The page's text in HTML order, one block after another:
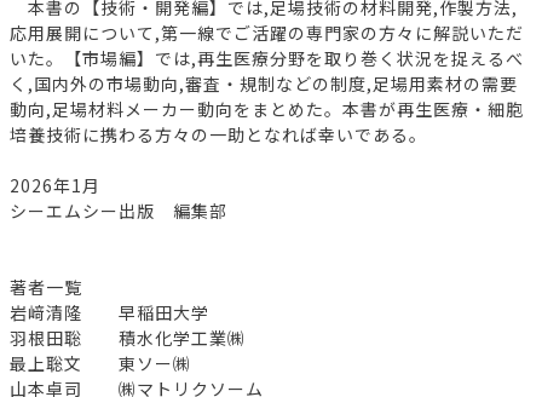
本書の【技術・開発編】では,足場技術の材料開発,作製方法,
応用展開について,第一線でご活躍の専門家の方々に解説いただ
いた。【市場編】では,再生医療分野を取り巻く状況を捉えるべ
く,国内外の市場動向,審査・規制などの制度,足場用素材の需要
動向,足場材料メーカー動向をまとめた。本書が再生医療・細胞
培養技術に携わる方々の一助となれば幸いである。
2026年1月
シーエムシー出版 編集部
著者一覧
岩﨑清隆 早稲田大学
羽根田聡 積水化学工業㈱
最上聡文 東ソー㈱
山本卓司 ㈱マトリクソーム